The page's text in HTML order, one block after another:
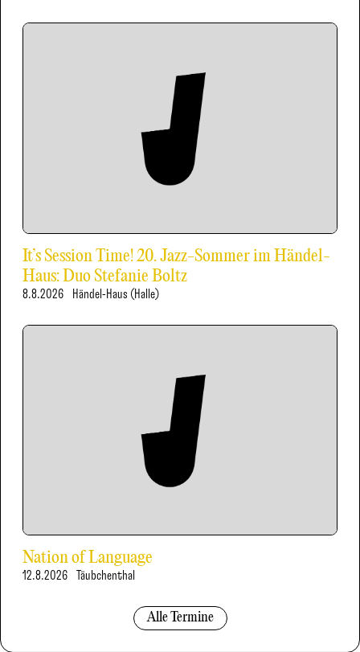
It’s Session Time! 20. Jazz-Sommer im Händel-
Haus: Duo Stefanie Boltz
8.8.2026 Händel-Haus (Halle)
Nation of Language
12.8.2026 Täubchenthal
Alle Termine